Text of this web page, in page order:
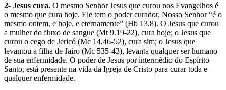
2- Jesus cura. O mesmo Senhor Jesus que curou nos Evangelhos é
o mesmo que cura hoje. Ele tem o poder curador. Nosso Senhor “é o
mesmo ontem, e hoje, e eternamente” (Hb 13.8). O Jesus que curou
a mulher do fluxo de sangue (Mt 9.19-22), cura hoje; o Jesus que
curou o cego de Jericó (Mc 14.46-52), cura sim; o Jesus que
levantou a filha de Jairo (Mc 535-43), levanta qualquer ser humano
de sua enfermidade. O poder de Jesus por intermédio do Espírito
Santo, está presente na vida da Igreja de Cristo para curar toda e
qualquer enfermidade.